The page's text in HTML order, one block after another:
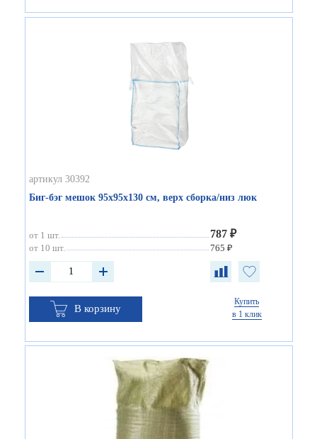
артикул 30392
Биг-бэг мешок 95х95х130 см, верх сборка/низ люк
от 1 шт. 787 ₽
от 10 шт. 765 ₽
В корзину
Купить
в 1 клик